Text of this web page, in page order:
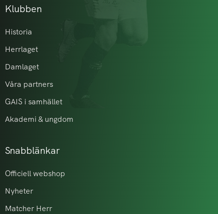
Klubben
Historia
Herrlaget
Damlaget
Våra partners
GAIS i samhället
Akademi & ungdom
Snabblänkar
Officiell webshop
Nyheter
Matcher Herr